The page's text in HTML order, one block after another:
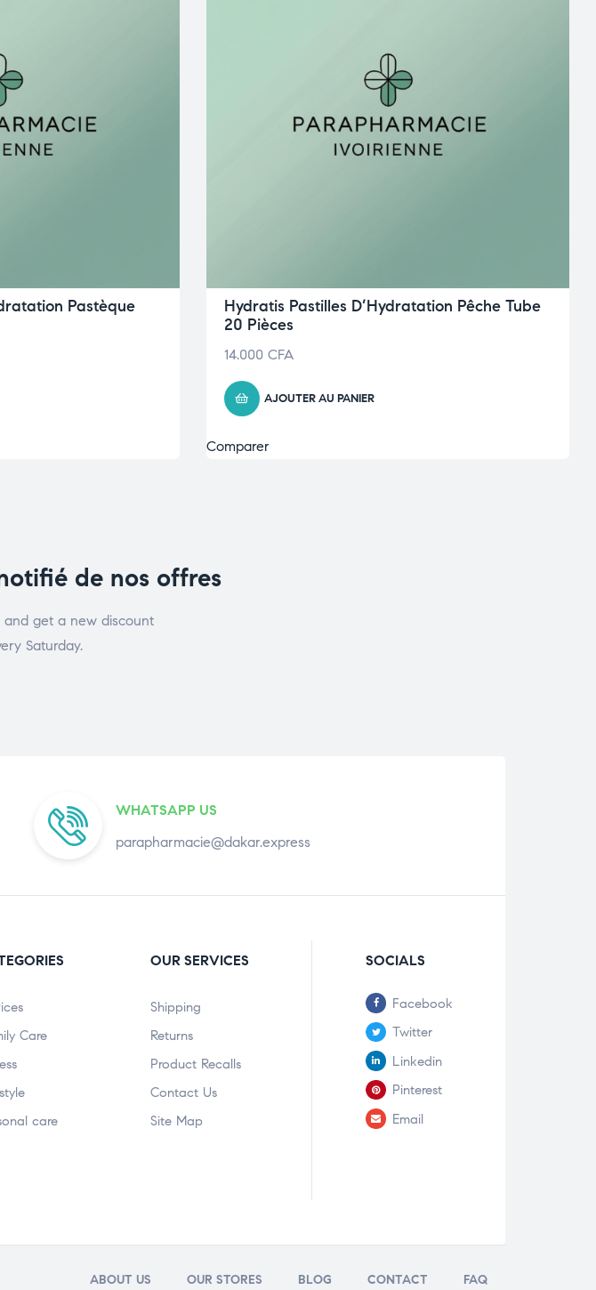
Pastèque
Hydratis Pastilles D’Hydratation Pêche Tube
20 Pièces
14.000 CFA
AJOUTER AU PANIER
Comparer
de nos offres
and get a new discount
Saturday.
WHATSAPP US
parapharmacie@dakar.express
Care
care
OUR SERVICES
Shipping
Returns
Product Recalls
Contact Us
Site Map
SOCIALS
Facebook
Twitter
Linkedin
Pinterest
Email
ABOUT US OUR STORES BLOG CONTACT FAQ